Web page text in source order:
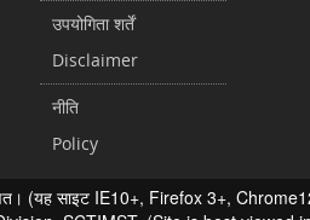
उपयोगिता शर्तें
Disclaimer
नीति
Policy
(यह साइट IE10+, Firefox 3+,